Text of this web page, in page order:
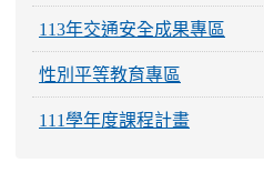
113年交通安全成果專區
性別平等教育專區
111學年度課程計畫